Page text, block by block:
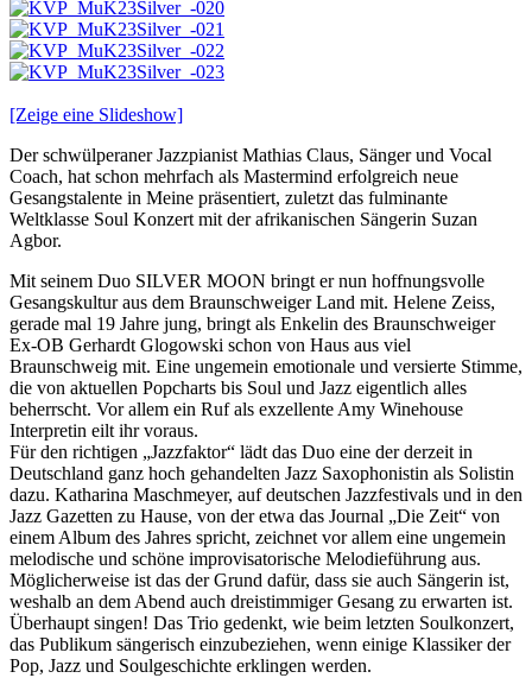
[Zeige eine Slideshow]
Der schwülperaner Jazzpianist Mathias Claus, Sänger und Vocal
Coach, hat schon mehrfach als Mastermind erfolgreich neue
Gesangstalente in Meine präsentiert, zuletzt das fulminante
Weltklasse Soul Konzert mit der afrikanischen Sängerin Suzan
Agbor.
Mit seinem Duo SILVER MOON bringt er nun hoffnungsvolle
Gesangskultur aus dem Braunschweiger Land mit. Helene Zeiss,
gerade mal 19 Jahre jung, bringt als Enkelin des Braunschweiger
Ex-OB Gerhardt Glogowski schon von Haus aus viel
Braunschweig mit. Eine ungemein emotionale und versierte Stimme,
die von aktuellen Popcharts bis Soul und Jazz eigentlich alles
beherrscht. Vor allem ein Ruf als exzellente Amy Winehouse
Interpretin eilt ihr voraus.
Für den richtigen „Jazzfaktor“ lädt das Duo eine der derzeit in
Deutschland ganz hoch gehandelten Jazz Saxophonistin als Solistin
dazu. Katharina Maschmeyer, auf deutschen Jazzfestivals und in den
Jazz Gazetten zu Hause, von der etwa das Journal „Die Zeit“ von
einem Album des Jahres spricht, zeichnet vor allem eine ungemein
melodische und schöne improvisatorische Melodieführung aus.
Möglicherweise ist das der Grund dafür, dass sie auch Sängerin ist,
weshalb an dem Abend auch dreistimmiger Gesang zu erwarten ist.
Überhaupt singen! Das Trio gedenkt, wie beim letzten Soulkonzert,
das Publikum sängerisch einzubeziehen, wenn einige Klassiker der
Pop, Jazz und Soulgeschichte erklingen werden.